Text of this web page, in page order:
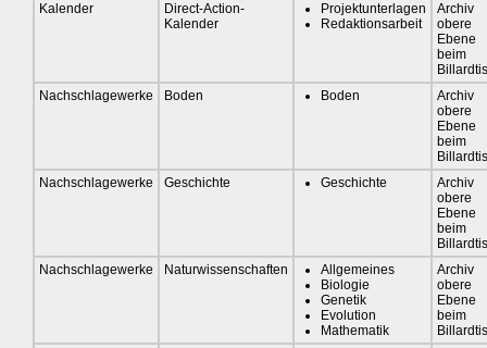
Kalender
Direct-Action-
Kalender
Projektunterlagen
Redaktionsarbeit
Archiv
obere
Ebene
beim
Nachschlagewerke
Boden Boden
Archiv
obere
Ebene
beim
Nachschlagewerke
Geschichte Geschichte
Archiv
obere
Ebene
beim
Nachschlagewerke
Naturwissenschaften
Allgemeines
Biologie
Genetik
Evolution
Mathematik
Archiv
obere
Ebene
beim